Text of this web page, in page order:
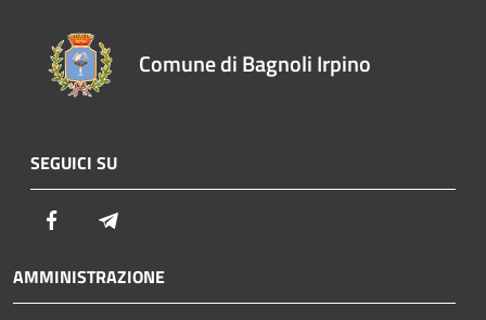
Comune di Bagnoli Irpino
SEGUICI SU
Facebook
AMMINISTRAZIONE